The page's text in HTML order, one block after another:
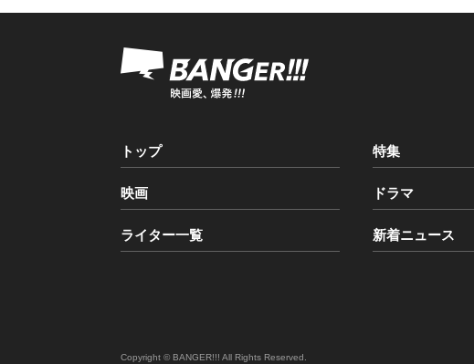
トップ 特集
映画 ドラマ
ライター一覧 新着ニュース
Copyright © BANGER!!! All Rights Reserved.